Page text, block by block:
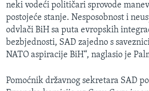
neki vodeći političari sprovode
postojeće stanje. Nesposobnost i
odvlači BiH sa puta evropskih
bezbjednosti, SAD zajedno s
NATO aspiracije BiH“, naglasio je
Pomoćnik državnog sekretara SAD